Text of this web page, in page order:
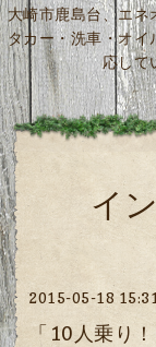
大崎市鹿島台、エネ
タカー・洗車・オ
応して
イ
2015-05-18
「10人乗り